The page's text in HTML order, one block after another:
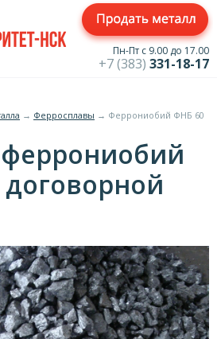
Пн-Пт с 9.00 до 17.00
+7 (383) 331-18-17
→ Ферросплавы → Феррониобий ФНБ 60